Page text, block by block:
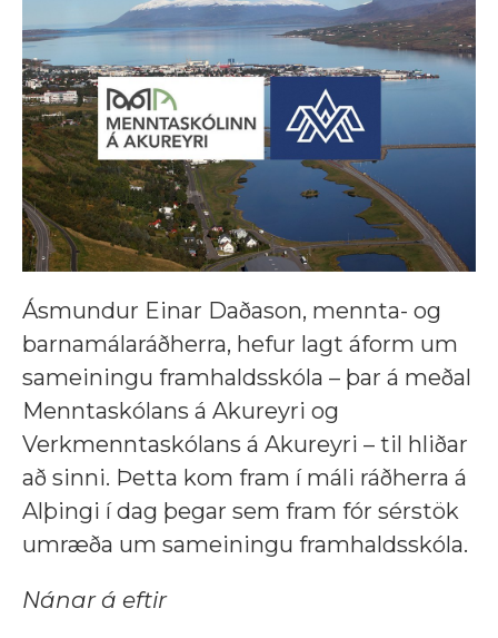
Ásmundur Einar Daðason, mennta- og
barnamálaráðherra, hefur lagt áform um
sameiningu framhaldsskóla – þar á meðal
Menntaskólans á Akureyri og
Verkmenntaskólans á Akureyri – til hliðar
að sinni. Þetta kom fram í máli ráðherra á
Alþingi í dag þegar sem fram fór sérstök
umræða um sameiningu framhaldsskóla.
Nánar á eftir